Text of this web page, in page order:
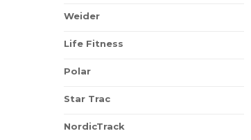
Weider
Life Fitness
Polar
Star Trac
NordicTrack